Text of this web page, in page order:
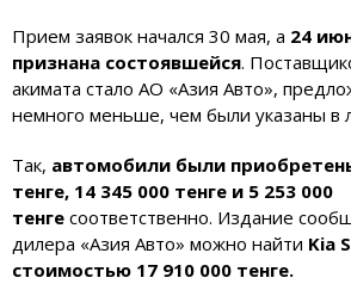
Прием заявок начался 30 мая, а 24
признана состоявшейся.
акимата стало АО «Азия Авто»,
немного меньше, чем были указаны в
Так, автомобили были
тенге, 14 345 000 тенге и 5 253 000
тенге соответственно. Издание
дилера «Азия Авто» можно найти Kia
стоимостью 17 910 000 тенге.